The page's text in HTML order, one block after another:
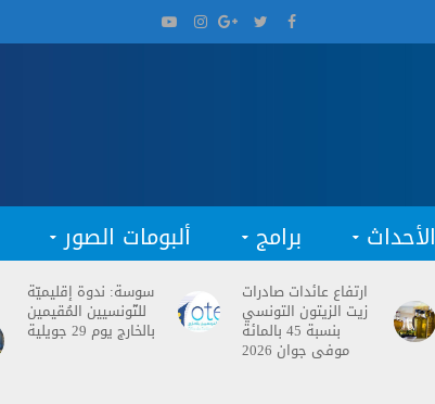
الأحداث برامج ألبومات الصور
ارتفاع عائدات صادرات
زيت الزيتون التونسي
بنسبة 45 بالمائة
موفى جوان 2026
سوسة: ندوة إقليميّة
للتّونسيين المُقيمين
بالخارج يوم 29 جويلية